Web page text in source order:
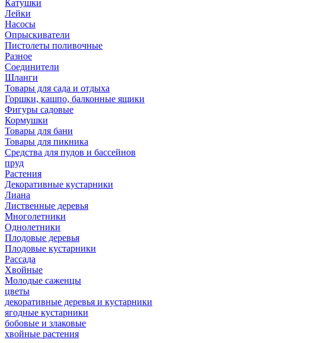
Катушки
Лейки
Насосы
Опрыскиватели
Пистолеты поливочные
Разное
Соединители
Шланги
Товары для сада и отдыха
Горшки, кашпо, балконные ящики
Фигуры садовые
Кормушки
Товары для бани
Товары для пикника
Средства для пудов и бассейнов
пруд
Растения
Декоративные кустарники
Лиана
Лиственные деревья
Многолетники
Однолетники
Плодовые деревья
Плодовые кустарники
Рассада
Хвойные
Молодые саженцы
цветы
декоративные деревья и кустарники
ягодные кустарники
бобовые и злаковые
хвойные растения